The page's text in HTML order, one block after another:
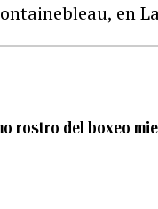
en
rostro del boxeo